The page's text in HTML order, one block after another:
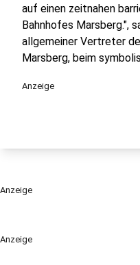
Anzeige
auf einen zeitnahen
Bahnhofes Marsberg.",
allgemeiner Vertreter
Marsberg, beim
Anzeige
Anzeige